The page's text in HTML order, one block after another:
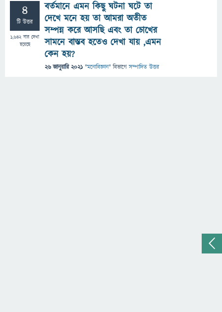
4
টি উত্তর
1,642বার দেখা
হয়েছে
বর্তমানে এমন কিছু ঘটনা ঘটে তা
দেখে মনে হয় তা আমরা অতীত
সম্পন্ন করে আসছি এবং তা চোখের
সামনে বাস্তব হতেও দেখা যায় ,এমন
কেন হয়?
26 জানুয়ারি 2021 "মনোবিজ্ঞান" বিভাগে সম্পাদিত উত্তর